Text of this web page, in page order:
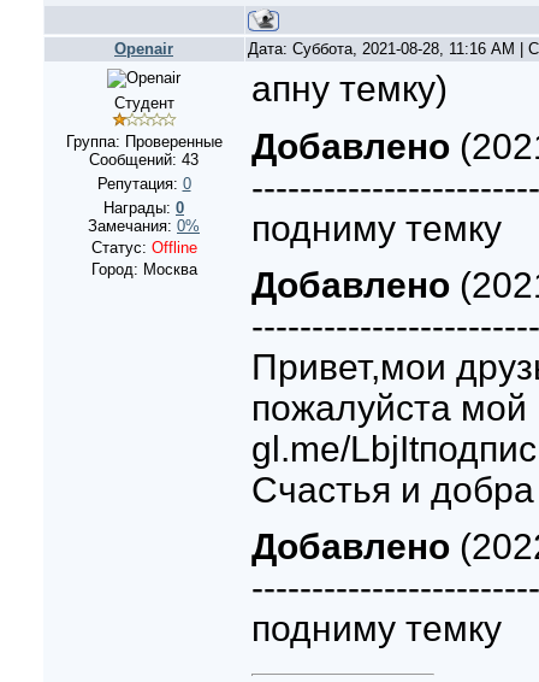
Openair Дата: Суббота, 2021-08-28, 11:16 AM |
Студент
Группа: Проверенные
Сообщений: 43
Репутация: 0
Награды: 0
Замечания: 0%
Статус: Offline
Город: Москва
апну темку)
Добавлено
подниму темку
Добавлено
Привет,мои
пожалуйста мой
gl.me/
Счастья и
Добавлено
подниму темку